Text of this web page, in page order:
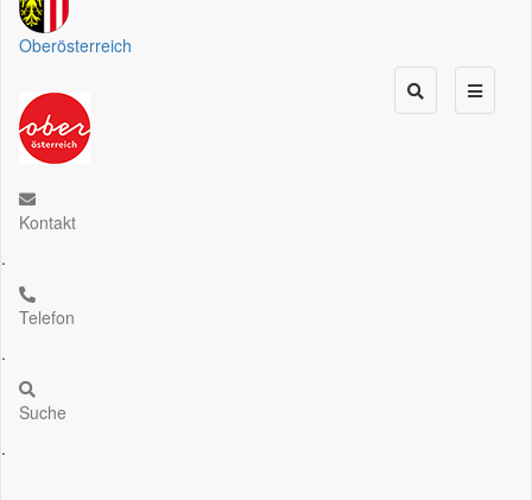
Oberösterreich
Kontakt
.
Telefon
.
Suche
.